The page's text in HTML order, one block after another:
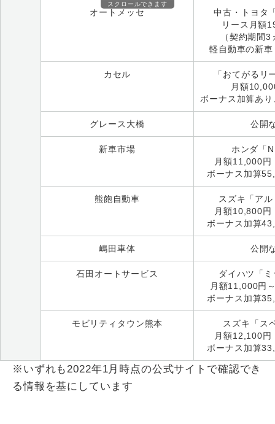
オートメッセ
中古・トヨタ
リース月額
（契約期間
軽自動車の新
カセル
「おてがるリ
月額
ボーナス加算あ
グレース大橋 公開
新車市場
ホンダ「
月額11,000円
ボーナス加算
熊飽自動車
スズキ「ア
月額10,800円
ボーナス加算
嶋田車体 公開
石田オートサービス
ダイハツ「
月額11,000円
ボーナス加算
モビリティタウン熊本
スズキ「ス
月額12,100円
ボーナス加算
スクロールできます
※いずれも2022年1月時点の公式サイトで確認でき
る情報を基にしています